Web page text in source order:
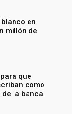
en
millón de
que
como
la banca